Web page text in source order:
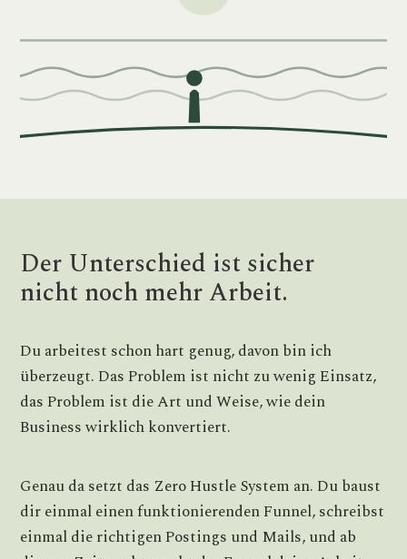
Der Unterschied ist sicher
nicht noch mehr Arbeit.
Du arbeitest schon hart genug, davon bin ich
überzeugt. Das Problem ist nicht zu wenig Einsatz,
das Problem ist die Art und Weise, wie dein
Business wirklich konvertiert.
Genau da setzt das Zero Hustle System an. Du baust
dir einmal einen funktionierenden Funnel, schreibst
einmal die richtigen Postings und Mails, und ab